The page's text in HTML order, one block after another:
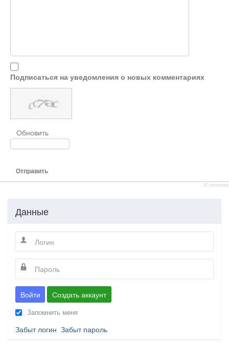
Подписаться на уведомления о новых комментариях
Обновить
Отправить
JComments
Данные
Войти Создать аккаунт
Запомнить меня
Забыт логин Забыт пароль